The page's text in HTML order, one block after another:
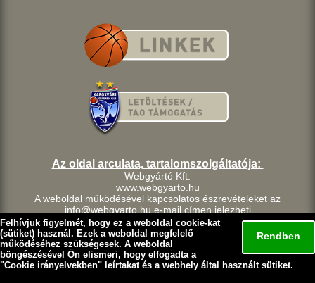
Rendben
Felhívjuk figyelmét, hogy ez a weboldal cookie-kat
(sütiket) használ. Ezek a weboldal megfelelő
működéséhez szükségesek. A weboldal
böngészésével Ön elismeri, hogy elfogadta a
"Cookie irányelvekben" leírtakat és a webhely által használt sütiket.
Az oldal arculata, tartalomszolgáltatója:
Webgyártó Kft.
www.webgyarto.hu
A weboldal működésével kapcsolatos észrevételeket az
info@webgyarto.hu e-mail címen jelezheti.
Szerzői jog:
A delfinek.hu weboldalon található tartalom a Kaposvári Kosárlabda
Klub szellemi tulajdona.
A Kaposvári Kosárlabda Klub fenntart minden, a lap bármely
részének bármilyen módszerrel, technikával történő másolásával